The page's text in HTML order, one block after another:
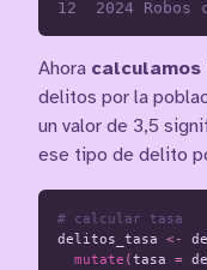
Ahora
delitos por la
un valor de 3,5
ese tipo de delito
# calcular tasa
delitos_tasa <-
mutate (tasa =